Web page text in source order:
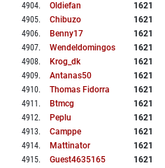
4904. Oldiefan 1621
4905. Chibuzo 1621
4906. Benny17 1621
4907. Wendeldomingos 1621
4908. Krog_dk 1621
4909. Antanas50 1621
4910. Thomas Fidorra 1621
4911 . Btmcg 1621
4912. Peplu 1621
4913. Camppe 1621
4914. Mattinator 1621
4915. Guest4635165 1621